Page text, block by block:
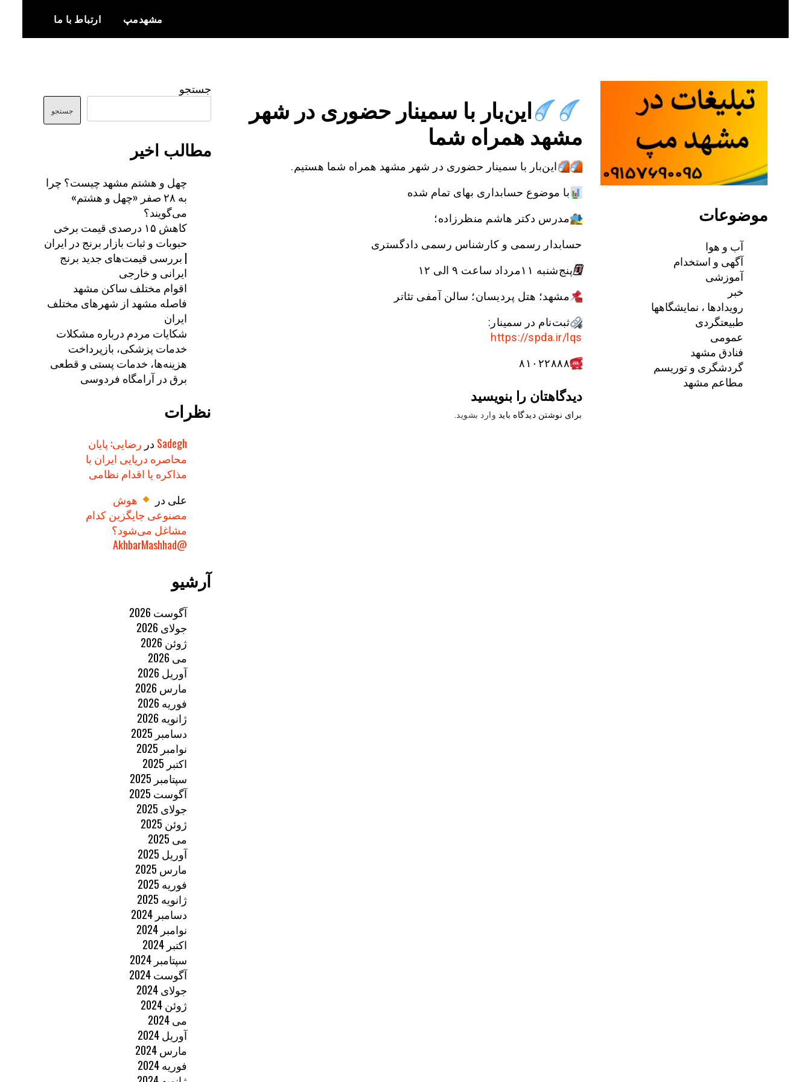
content
مشهدمپ ارتباط با ما
این‌بار با سمینار حضوری در شهر
مشهد همراه شما
این‌بار با سمینار حضوری در شهر مشهد همراه شما هستیم.
با موضوع حسابداری بهای تمام شده
مدرس دکتر هاشم منظرزاده؛
حسابدار رسمی و کارشناس رسمی دادگستری
🗓پنج‌شنبه ۱۱مرداد ساعت ۹ الی ۱۲
مشهد؛ هتل پردیسان؛ سالن آمفی تئاتر
ثبت‌نام در سمینار:
https://spda.ir/lqs
۸۱۰۲۲۸۸۸
دیدگاهتان را بنویسید
برای نوشتن دیدگاه باید وارد بشوید
جستجو
جستجو
مطالب اخیر
چهل و هشتم مشهد چیست؟ چرا
به ۲۸ صفر «چهل و هشتم»
می‌گویند؟
کاهش ۱۵ درصدی قیمت برخی
حبوبات و ثبات بازار برنج در ایران
| بررسی قیمت‌های جدید برنج
ایرانی و خارجی
اقوام مختلف ساکن مشهد
فاصله مشهد از شهرهای مختلف
ایران
شکایات مردم درباره مشکلات
خدمات پزشکی، بازپرداخت
هزینه‌ها، خدمات پستی و قطعی
برق در آرامگاه فردوسی
نظرات
Sadegh در رضایی: پایان
محاصره دریایی ایران با
مذاکره یا اقدام نظامی
علی در
هوش
مصنوعی جایگزین کدام
مشاغل می‌شود؟
@AkhbarMashhad
آرشیو
آگوست 2026
جولای 2026
ژوئن 2026
می 2026
آوریل 2026
مارس 2026
فوریه 2026
ژانویه 2026
دسامبر 2025
نوامبر 2025
اکتبر 2025
سپتامبر 2025
آگوست 2025
جولای 2025
ژوئن 2025
می 2025
آوریل 2025
مارس 2025
فوریه 2025
ژانویه 2025
دسامبر 2024
نوامبر 2024
اکتبر 2024
سپتامبر 2024
آگوست 2024
جولای 2024
ژوئن 2024
می 2024
آوریل 2024
مارس 2024
فوریه 2024
موضوعات
آب و هوا
آگهی و استخدام
آموزشی
خبر
رویدادها ، نمایشگاهها
طبیعتگردی
عمومی
فنادق مشهد
گردشگری و توریسم
مطاعم مشهد